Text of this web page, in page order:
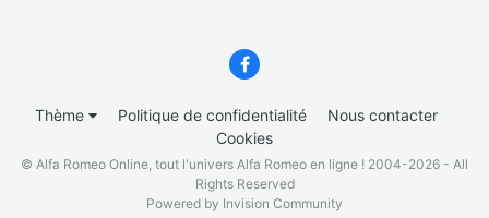
Thème Politique de confidentialité
Nous contacter
Cookies
© Alfa Romeo Online, tout l'univers Alfa Romeo en ligne ! 2004-2026 - All
Rights Reserved
Powered by Invision Community